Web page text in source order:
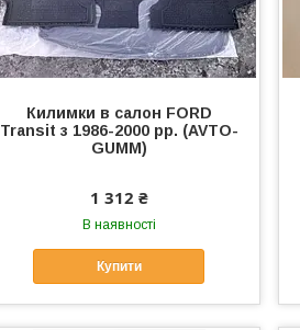
Килимки в салон FORD
Transit з 1986-2000 рр. (AVTO-
GUMM)
1 312 ₴
В наявності
Купити